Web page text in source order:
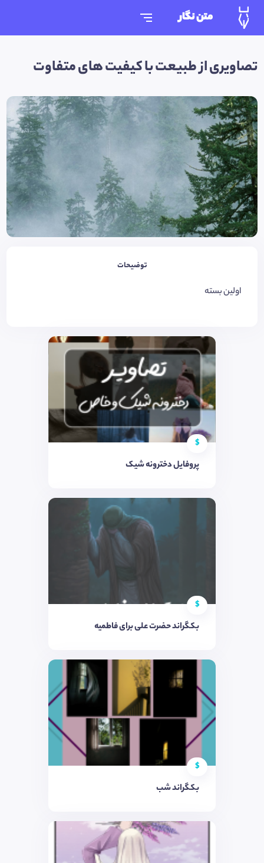
متن نگار
تصاويری از طبیعت با کیفیت های متفاوت
توضیحات
اولین بسته
$
پروفایل دخترونه شیک
$
بکگراند حضرت علی برای فاطمیه
$
بکگراند شب